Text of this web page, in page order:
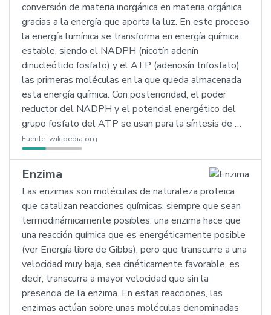
conversión de materia inorgánica en materia orgánica
gracias a la energía que aporta la luz. En este proceso
la energía lumínica se transforma en energía química
estable, siendo el NADPH (nicotín adenín
dinucleótido fosfato) y el ATP (adenosín trifosfato)
las primeras moléculas en la que queda almacenada
esta energía química. Con posterioridad, el poder
reductor del NADPH y el potencial energético del
grupo fosfato del ATP se usan para la síntesis de …
Fuente: wikipedia.org
Enzima
Las enzimas son moléculas de naturaleza proteica
que catalizan reacciones químicas, siempre que sean
termodinámicamente posibles: una enzima hace que
una reacción química que es energéticamente posible
(ver Energía libre de Gibbs), pero que transcurre a una
velocidad muy baja, sea cinéticamente favorable, es
decir, transcurra a mayor velocidad que sin la
presencia de la enzima. En estas reacciones, las
enzimas actúan sobre unas moléculas denominadas